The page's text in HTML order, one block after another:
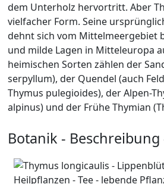
dem Unterholz hervortritt. Aber
vielfacher Form. Seine
dehnt sich vom Mittelmeergebiet
und milde Lagen in Mitteleuropa
heimischen Sorten zählen der
serpyllum), der Quendel (auch
Thymus pulegioides), der Alpen-
alpinus) und der Frühe Thymian
Botanik - Beschreibung